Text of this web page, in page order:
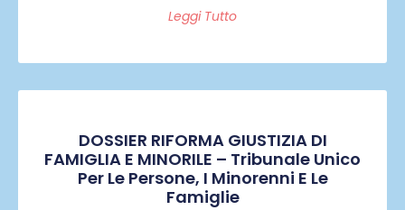
Leggi Tutto
DOSSIER RIFORMA GIUSTIZIA DI
FAMIGLIA E MINORILE – Tribunale Unico
Per Le Persone, I Minorenni E Le
Famiglie